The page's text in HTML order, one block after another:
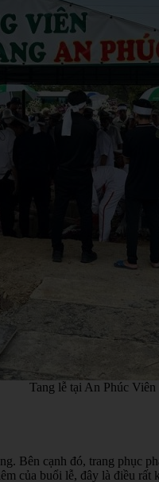
Tang lễ tại An Phúc Viên
Bên cạnh đó, trang phục
của buổi lễ, đây là điều rất